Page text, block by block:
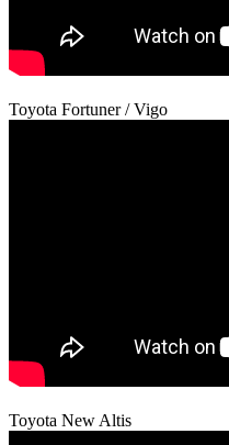
Toyota Fortuner / Vigo
Toyota New Altis